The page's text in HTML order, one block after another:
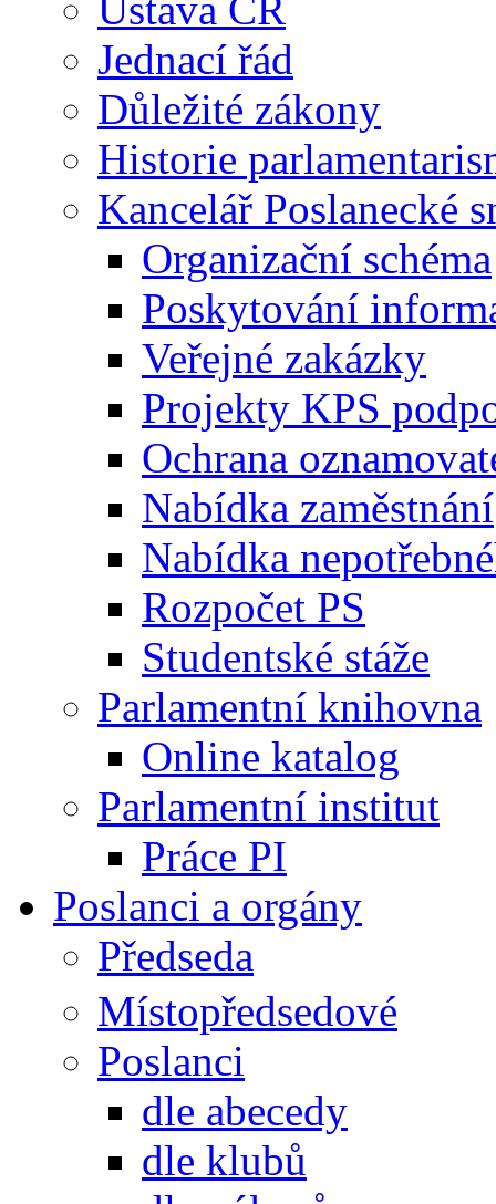
Jednací řád
Důležité zákony
Historie
Kancelář Poslanecké
Organizační schéma
Poskytování
Veřejné zakázky
Projekty KPS
Ochrana
Nabídka zaměstnání
Nabídka
Rozpočet PS
Studentské stáže
Parlamentní knihovna
Online katalog
Parlamentní institut
Práce PI
Poslanci a orgány
Předseda
Místopředsedové
Poslanci
dle abecedy
dle klubů